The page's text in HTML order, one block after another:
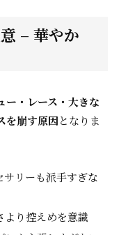
– 華やか
ー・レース・大きな
を崩す原因となりま
リーも派手すぎな
より控えめを意識